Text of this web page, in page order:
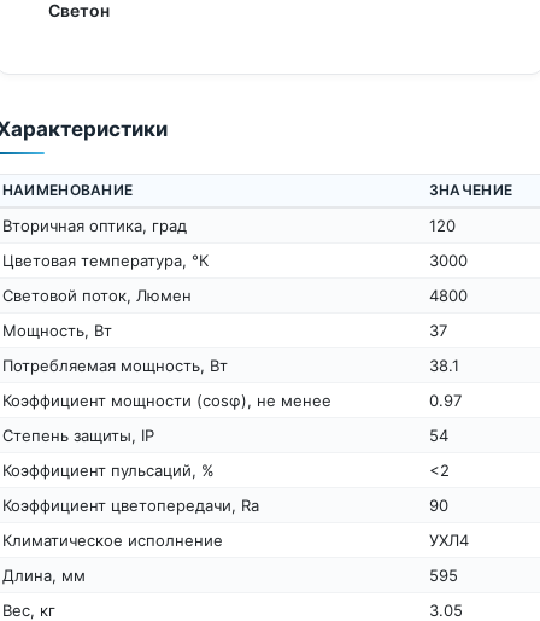
Светон
НАИМЕНОВАНИЕ ЗНАЧЕНИЕ
Вторичная оптика, град
120
Цветовая температура, °К
3000
Световой поток, Люмен
4800
Мощность, Вт
37
Потребляемая мощность, Вт
38.1
Коэффициент мощности (cosφ), не менее
0.97
Степень защиты, IP
54
Коэффициент пульсаций, %
<2
Коэффициент цветопередачи, Ra
90
Климатическое исполнение
УХЛ4
Длина, мм
595
Вес, кг
3.05